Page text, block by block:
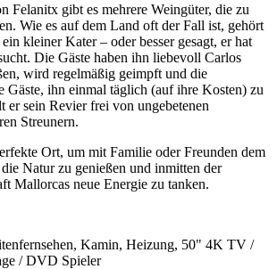
Felanitx gibt es mehrere Weingüter, die zu
Wie es auf dem Land oft der Fall ist, gehört
kleiner Kater – oder besser gesagt, er hat
Die Gäste haben ihn liebevoll Carlos
wird regelmäßig geimpft und die
Gäste, ihn einmal täglich (auf ihre Kosten) zu
er sein Revier frei von ungebetenen
Streunern.
Ort, um mit Familie oder Freunden dem
Natur zu genießen und inmitten der
Mallorcas neue Energie zu tanken.
Kamin, Heizung, 50" 4K TV /
/ DVD Spieler